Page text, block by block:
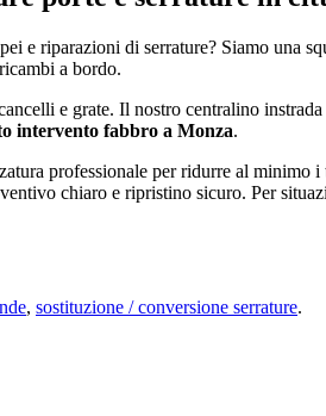
e riparazioni di serrature? Siamo una
a bordo.
e grate. Il nostro centralino
intervento fabbro a Monza.
professionale per ridurre al minimo
chiaro e ripristino sicuro. Per
, sostituzione / conversione serrature.